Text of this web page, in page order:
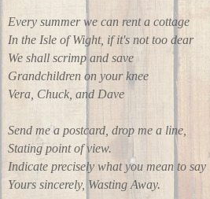
Every summer we can rent a cottage
In the Isle of Wight, if it's not too dear
We shall scrimp and save
Grandchildren on your knee
Vera, Chuck, and Dave
Send me a postcard, drop me a line,
Stating point of view.
Indicate precisely what you mean to say
Yours sincerely, Wasting Away.